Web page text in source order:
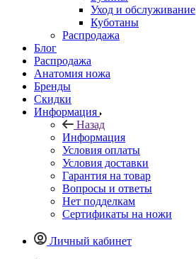
Уход и обслуживание
Куботаны
Распродажа
Блог
Распродажа
Анатомия ножа
Бренды
Скидки
Информация
Назад
Информация
Условия оплаты
Условия доставки
Гарантия на товар
Вопросы и ответы
Нет подделкам
Сертификаты на ножи
Личный кабинет